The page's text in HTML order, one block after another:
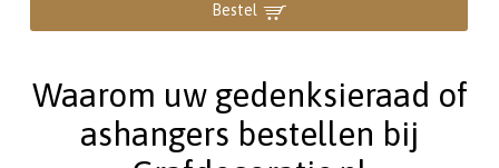
Bestel
Waarom uw gedenksieraad of
ashangers bestellen bij